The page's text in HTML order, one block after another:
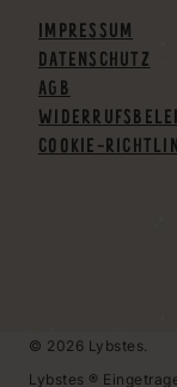
IMPRESSUM
DATENSCHUTZ
AGB
COOKIE-
© 2026 Lybstes.
Lybstes ®